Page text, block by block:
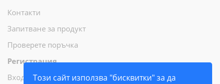
Този сайт използва "бисквитки" за да
Контакти
Запитване за продукт
Проверете поръчка
Регистрация
Вход